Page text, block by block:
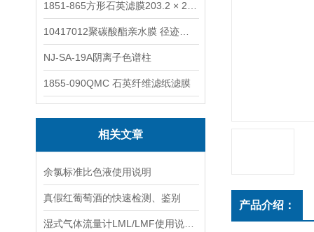
NJ-SA-19A阴离子色谱柱
1855-090QMC 石英纤维滤纸滤膜
相关文章
余氯标准比色液使用说明
真假红葡萄酒的快速检测、鉴别
产品介绍：